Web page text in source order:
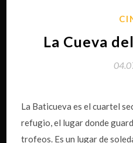
La Cueva
La Baticueva es el cuartel
refugio, el lugar donde
trofeos. Es un lugar de